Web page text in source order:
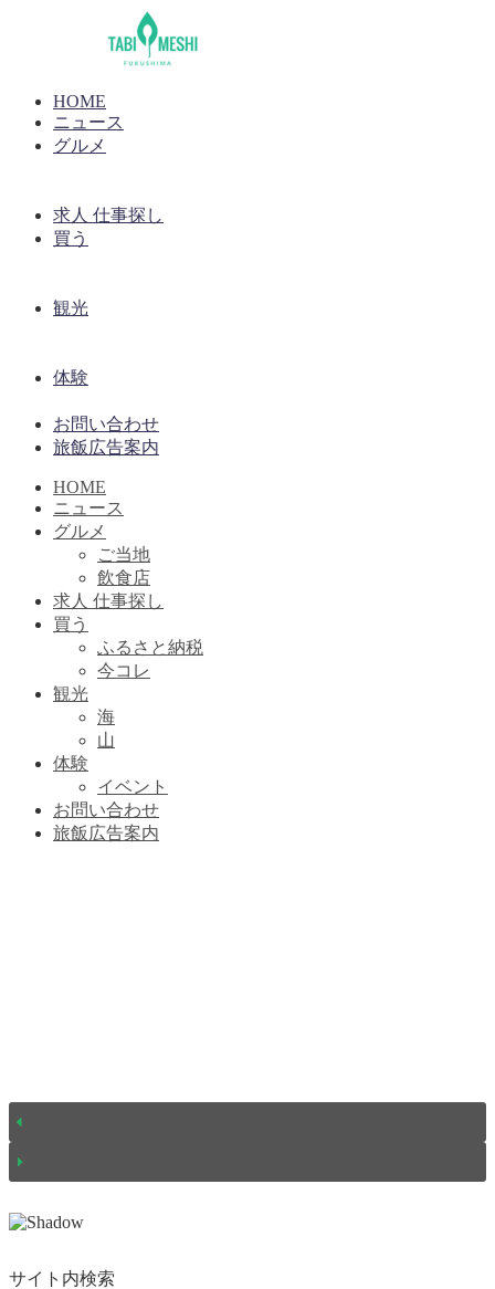
HOME
ニュース
グルメ
求人 仕事探し
買う
観光
体験
お問い合わせ
旅飯広告案内
HOME
ニュース
グルメ
ご当地
飲食店
求人 仕事探し
買う
ふるさと納税
今コレ
観光
海
山
体験
イベント
お問い合わせ
旅飯広告案内
サイト内検索